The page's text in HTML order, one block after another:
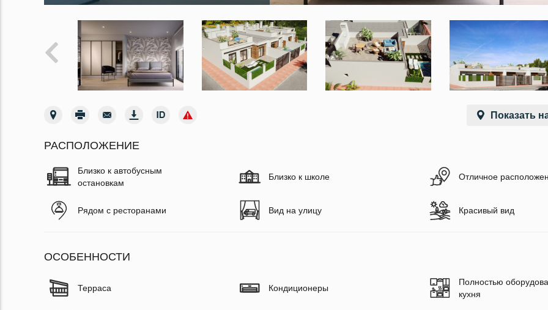
Показать
РАСПОЛОЖЕНИЕ
Близко к автобусным
остановкам
Близко к школе Отличное
Рядом с ресторанами Вид на улицу Красивый вид
ОСОБЕННОСТИ
Терраса Кондиционеры
Полностью
кухня